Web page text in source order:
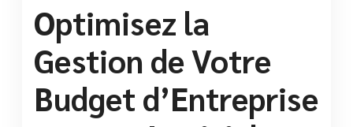
Optimisez la
Gestion de Votre
Budget d’Entreprise